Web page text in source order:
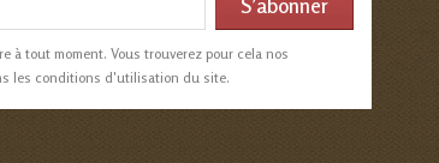
à tout moment. Vous trouverez pour cela nos
les conditions d'utilisation du site.